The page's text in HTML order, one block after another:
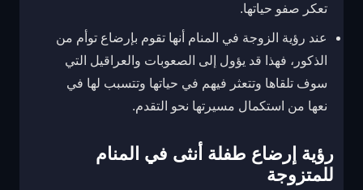
تعكر صفو حياتها.
عند رؤية الزوجة في المنام أنها تقوم بإرضاع توأم من
الذكور، فهذا قد يؤول إلى الصعوبات والعراقيل التي
سوف تلقاها وتتعثر فيهم في حياتها وتتسبب لها في
نعها من استكمال مسيرتها نحو التقدم.
رؤية إرضاع طفلة أنثى في المنام
للمتزوجة